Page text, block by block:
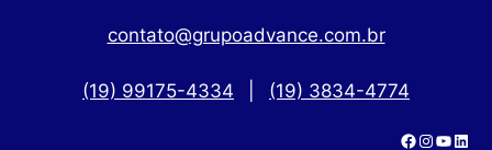
contato@grupoadvance.com.br
(19) 99175-4334 (19) 3834-4774